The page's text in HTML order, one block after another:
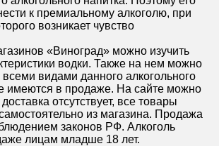
к премиальному алкоголю, при
возникает чувство
«Виноград» можно изучить
водки. Также на нем можно
всеми видами данного алкогольного
имеются в продаже. На сайте можно
отсутствует, все товары
из магазина. Продажа
законов РФ. Алкоголь
лицам младше 18 лет.